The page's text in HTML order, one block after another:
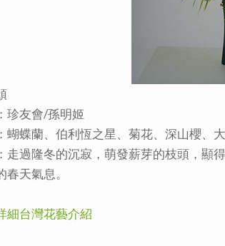
珍友會/孫明姬
蝴蝶蘭、伯利恆之星、菊花、深山櫻、
走過隆冬的沉寂，萌發薪芽的枝頭，顯
春天氣息。
細台灣花藝介紹